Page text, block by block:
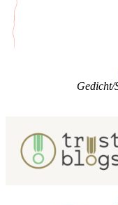
Gedicht/